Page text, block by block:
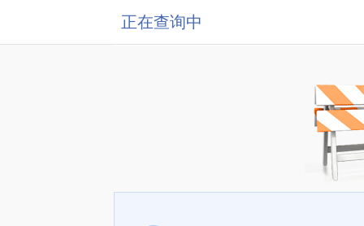
正在查询中